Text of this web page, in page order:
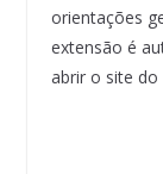
orientações
extensão é
abrir o site